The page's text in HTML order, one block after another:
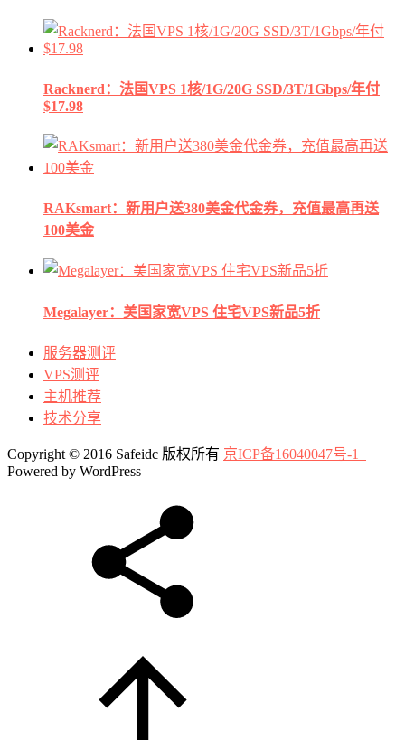
Racknerd：法国VPS 1核/1G/20G SSD/3T/1Gbps/年付
$17.98
RAKsmart：新用户送380美金代金券，充值最高再送
100美金
Megalayer：美国家宽VPS 住宅VPS新品5折
服务器测评
VPS测评
主机推荐
技术分享
Copyright © 2016 Safeidc 版权所有 京ICP备16040047号-1
Powered by WordPress